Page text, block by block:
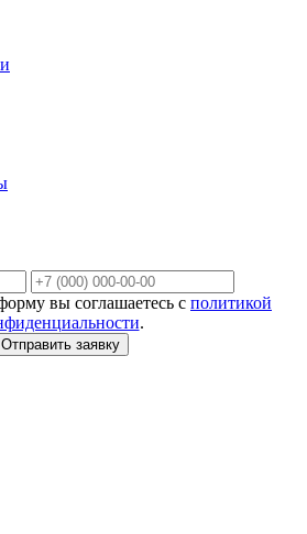
вы соглашаетесь с политикой
.
Отправить заявку